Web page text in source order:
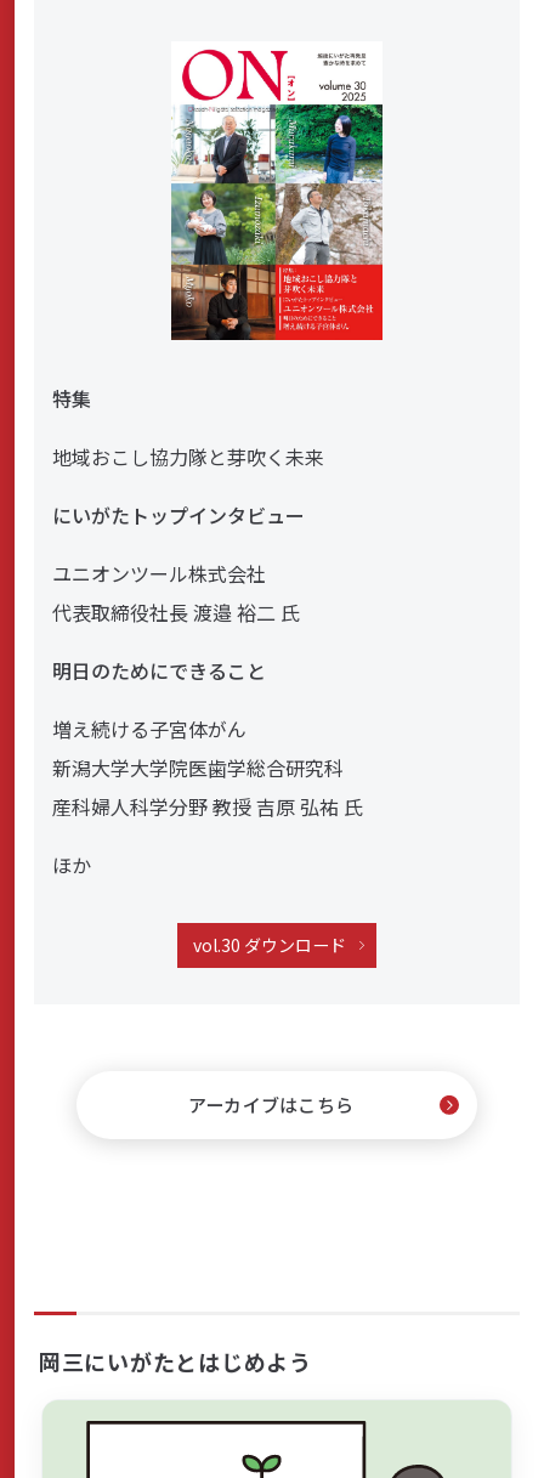
特集
地域おこし協力隊と芽吹く未来
にいがたトップインタビュー
ユニオンツール株式会社
代表取締役社長 渡邉 裕二 氏
明日のためにできること
増え続ける子宮体がん
新潟大学大学院医歯学総合研究科
産科婦人科学分野 教授 吉原 弘祐 氏
ほか
vol.30 ダウンロード
アーカイブはこちら
岡三にいがたとはじめよう